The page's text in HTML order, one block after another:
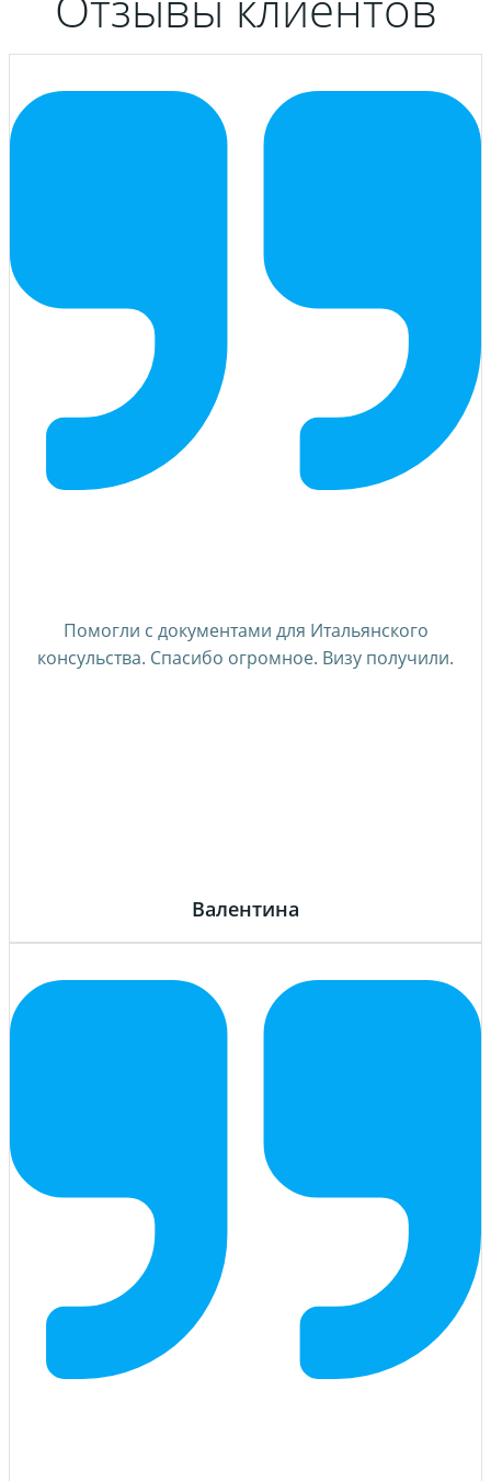
Помогли с документами для Итальянского
консульства. Спасибо огромное. Визу получили.
Валентина